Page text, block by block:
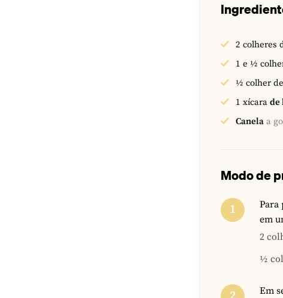
2 colheres
1 e ½
½ colher
1 xícara de
Canela a
Modo de
Para
em
2
½
Em